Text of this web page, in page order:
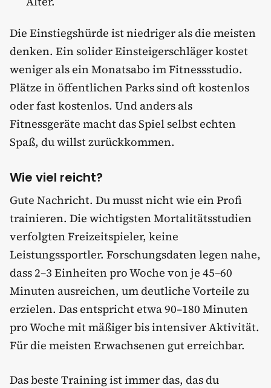
Die Einstiegshürde ist niedriger als die meisten
denken. Ein solider Einsteigerschläger kostet
weniger als ein Monatsabo im Fitnessstudio.
Plätze in öffentlichen Parks sind oft kostenlos
oder fast kostenlos. Und anders als
Fitnessgeräte macht das Spiel selbst echten
Spaß, du willst zurückkommen.
Wie viel reicht?
Gute Nachricht. Du musst nicht wie ein Profi
trainieren. Die wichtigsten Mortalitätsstudien
verfolgten Freizeitspieler, keine
Leistungssportler. Forschungsdaten legen nahe,
dass 2–3 Einheiten pro Woche von je 45–60
Minuten ausreichen, um deutliche Vorteile zu
erzielen. Das entspricht etwa 90–180 Minuten
pro Woche mit mäßiger bis intensiver Aktivität.
Für die meisten Erwachsenen gut erreichbar.
Das beste Training ist immer das, das du